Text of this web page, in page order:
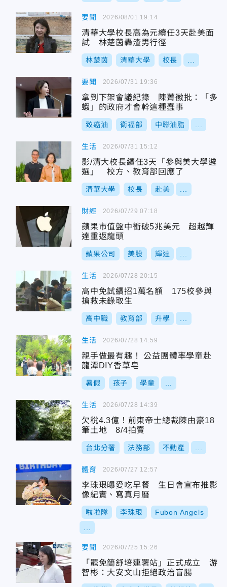
要聞
清華大學校長高為元續任3天赴美面
試 林楚茵轟渣男行徑
林楚茵 清華大學 校長
2026/08/01 19:14
要聞
拿到下架會議紀錄 陳菁徽批：「多
蝦」的政府才會幹這種蠢事
致癌油 衛福部 中聯油脂
2026/07/31 19:36
生活
影/清大校長續任3天「參與美大學遴
選」 校方、教育部回應了
清華大學 校長 赴美
2026/07/31 15:12
財經
蘋果市值盤中衝破5兆美元 超越輝
達重返龍頭
蘋果公司 美股 輝達
2026/07/29 07:18
生活
高中免試續招1萬名額 175校參與
搶救未錄取生
高中職 教育部 升學
2026/07/28 20:15
生活
親手做最有趣！ 公益團體率學童赴
龍潭DIY香草皂
暑假 孩子 學童
2026/07/28 14:59
生活
欠稅4.3億！前東帝士總裁陳由豪18
筆土地 8/4拍賣
台北分署 法務部 不動產
2026/07/28 14:39
體育
李珠珢曝愛吃早餐 生日會宣布推影
像紀實、寫真月曆
啦啦隊 李珠珢 Fubon Angels
2026/07/27 12:57
要聞
「罷免簡舒培連署站」正式成立 游
智彬：大安文山拒絕政治盲腸
2026/07/25 15:26